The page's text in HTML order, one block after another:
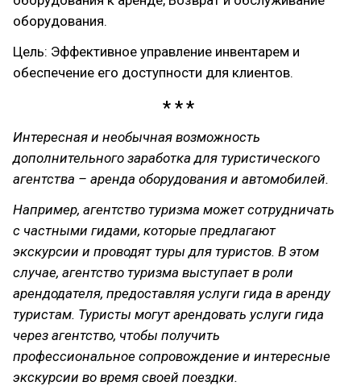
оборудования.
Цель: Эффективное управление инвентарем и
обеспечение его доступности для клиентов.
Интересная и необычная возможность
дополнительного заработка для туристического
агентства – аренда оборудования и автомобилей.
Например, агентство туризма может сотрудничать
с частными гидами, которые предлагают
экскурсии и проводят туры для туристов. В этом
случае, агентство туризма выступает в роли
арендодателя, предоставляя услуги гида в аренду
туристам. Туристы могут арендовать услуги гида
через агентство, чтобы получить
профессиональное сопровождение и интересные
экскурсии во время своей поездки.